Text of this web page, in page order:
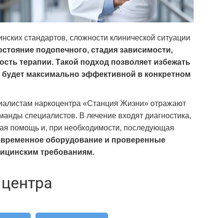
стандартов, сложности клинической ситуации
подопечного, стадия зависимости,
терапии. Такой подход позволяет избежать
максимально эффективной в конкретном
наркоцентра «Станция Жизни» отражают
специалистов. В лечение входят диагностика,
помощь и, при необходимости, последующая
оборудование и проверенные
требованиям.